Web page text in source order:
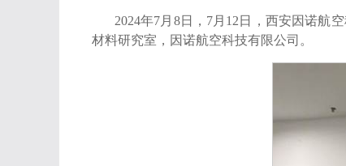
2024年7月8日，7月12日，西安因诺航
材料研究室，因诺航空科技有限公司。